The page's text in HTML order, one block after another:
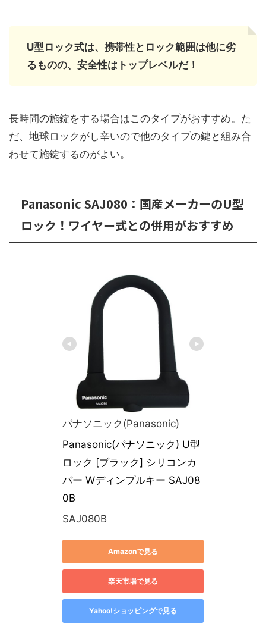
U型ロック式は、携帯性とロック範囲は他に劣
るものの、安全性はトップレベルだ！
長時間の施錠をする場合はこのタイプがおすすめ。た
だ、地球ロックがし辛いので他のタイプの鍵と組み合
わせて施錠するのがよい。
Panasonic SAJ080：国産メーカーのU型
ロック！ワイヤー式との併用がおすすめ
パナソニック(Panasonic)
Panasonic(パナソニック) U型
ロック [ブラック] シリコンカ
バー Wディンプルキー SAJ08
0B
SAJ080B
Amazonで見る
楽天市場で見る
Yahoo!ショッピングで見る